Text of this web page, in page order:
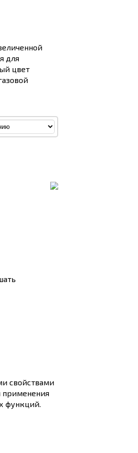
для
цвет
свойствами
применения
функций.